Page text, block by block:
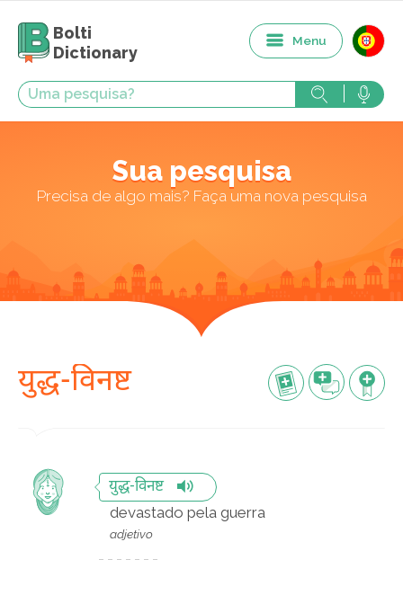
Bolti
Dictionary
Menu
Sua pesquisa
Precisa de algo mais? Faça uma nova pesquisa
युद्ध-विनष्ट
युद्ध-विनष्ट
devastado pela guerra
adjetivo